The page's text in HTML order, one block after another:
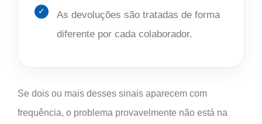
As devoluções são tratadas de forma
diferente por cada colaborador.
Se dois ou mais desses sinais aparecem com
frequência, o problema provavelmente não está na